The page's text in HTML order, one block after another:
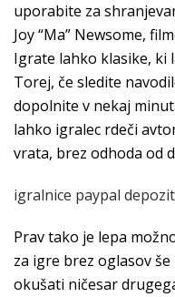
uporabite za
Joy “Ma” Newsome,
Igrate lahko klasike, ki
Torej, če sledite
dopolnite v nekaj
lahko igralec rdeči
vrata, brez odhoda od
igralnice paypal depozit
Prav tako je lepa
za igre brez oglasov
okušati ničesar